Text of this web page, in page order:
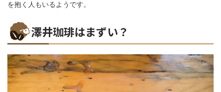
を抱く人もいるようです。
澤井珈琲はまずい？